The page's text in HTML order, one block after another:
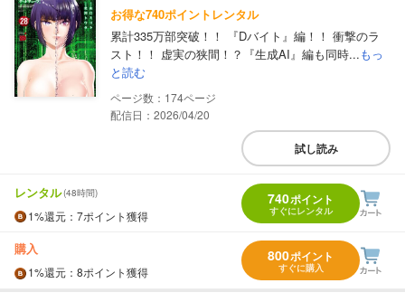
お得な740ポイントレンタル
累計335万部突破！！ 『Dバイト』編！！ 衝撃のラ
スト！！ 虚実の狭間！？『生成AI』編も同時...もっ
と読む
174
配信日：2026/04/20
試し読み
レンタル(48時間)
1%還元 ：7ポイント獲得
740ポイント
すぐにレンタル
購入
1%還元 ：8ポイント獲得
800ポイント
すぐに購入